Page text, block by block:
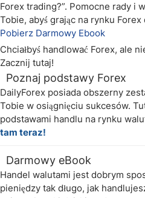
Forex trading?”. Pomocne rady i
Tobie, abyś grając na rynku
Pobierz Darmowy Ebook
Chciałbyś handlować Forex, ale
Zacznij tutaj!
Poznaj podstawy Forex
DailyForex posiada obszerny
Tobie w osiągnięciu sukcesów.
podstawami handlu na rynku
tam teraz!
Darmowy eBook
Handel walutami jest dobrym
pieniędzy tak długo, jak